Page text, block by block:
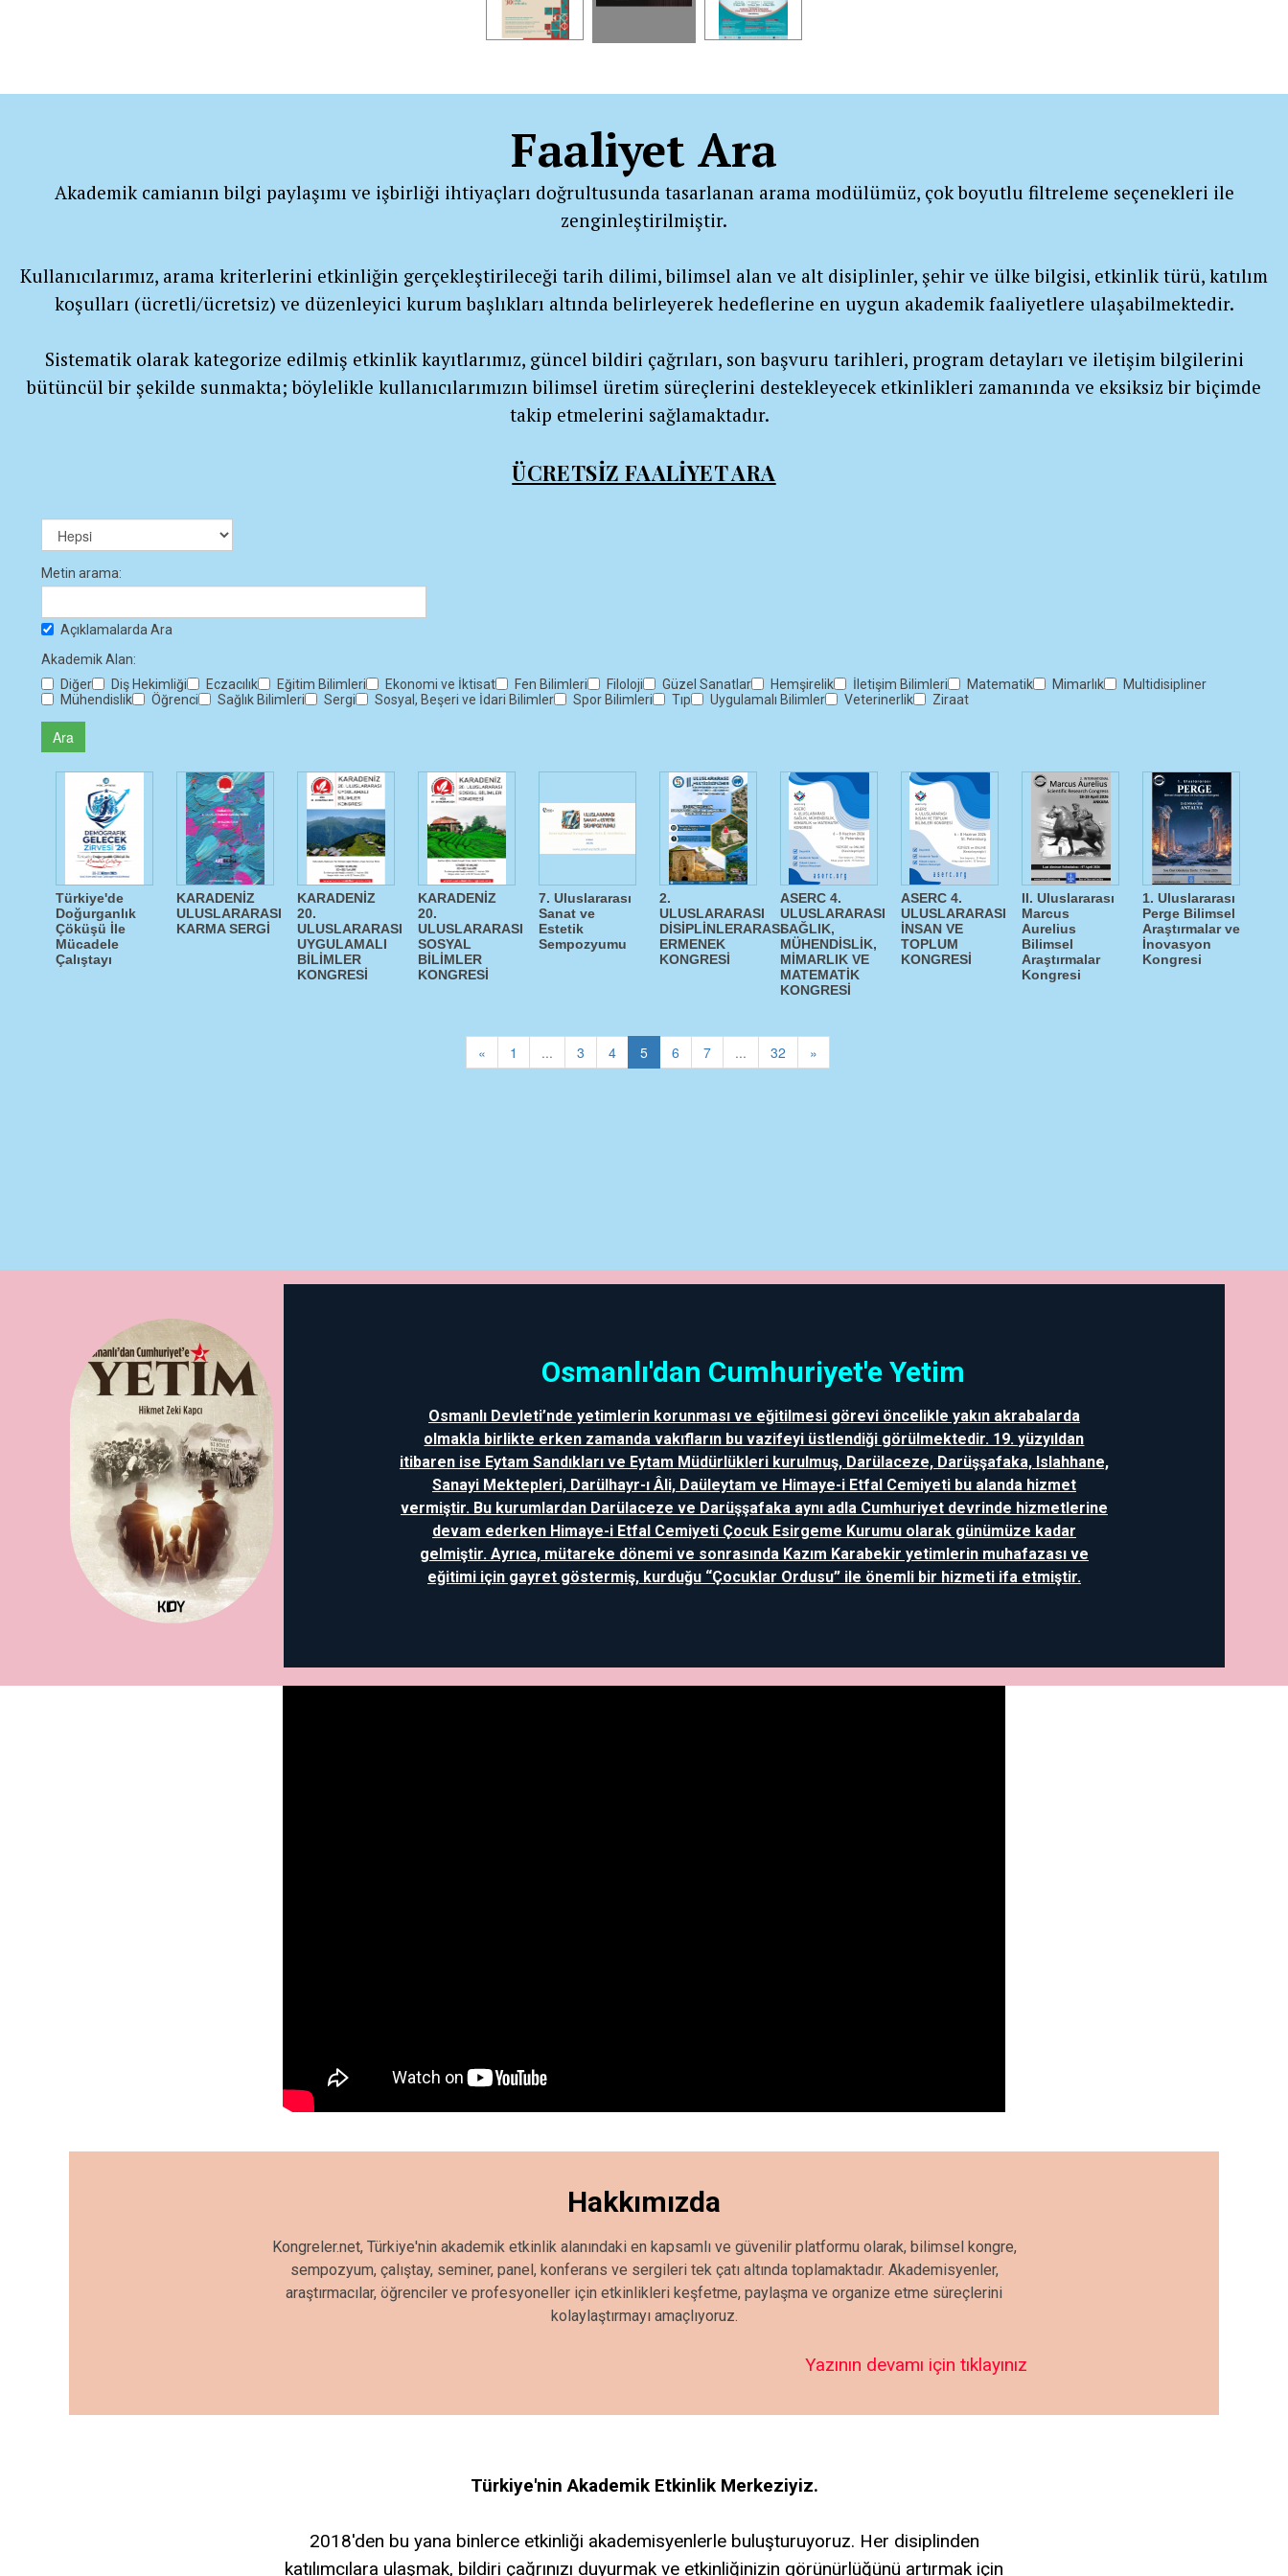
Faaliyet Ara
Akademik camianın bilgi paylaşımı ve işbirliği ihtiyaçları doğrultusunda tasarlanan arama modülümüz, çok boyutlu filtreleme seçenekleri ile
zenginleştirilmiştir.
Kullanıcılarımız, arama kriterlerini etkinliğin gerçekleştirileceği tarih dilimi, bilimsel alan ve alt disiplinler, şehir ve ülke bilgisi, etkinlik türü, katılım
koşulları (ücretli/ücretsiz) ve düzenleyici kurum başlıkları altında belirleyerek hedeflerine en uygun akademik faaliyetlere ulaşabilmektedir.
Sistematik olarak kategorize edilmiş etkinlik kayıtlarımız, güncel bildiri çağrıları, son başvuru tarihleri, program detayları ve iletişim bilgilerini
bütüncül bir şekilde sunmakta; böylelikle kullanıcılarımızın bilimsel üretim süreçlerini destekleyecek etkinlikleri zamanında ve eksiksiz bir biçimde
takip etmelerini sağlamaktadır.
ÜCRETSİZ FAALİYET ARA
Metin arama:
Açıklamalarda Ara
Akademik Alan:
Diğer
Diş Hekimliği Eczacılık Eğitim Bilimleri Ekonomi ve İktisat Fen Bilimleri Filoloji Güzel Sanatlar Hemşirelik İletişim Bilimleri Matematik Mimarlık
Multidisipliner
Mühendislik
Öğrenci Sağlık Bilimleri Sergi Sosyal, Beşeri ve İdari Bilimler Spor Bilimleri Tıp Uygulamalı Bilimler Veterinerlik Ziraat
Ara
Türkiye'de
Doğurganlık
Çöküşü İle
Mücadele
Çalıştayı
KARADENİZ
ULUSLARARASI
KARMA SERGİ
KARADENİZ
20.
ULUSLARARASI
UYGULAMALI
BİLİMLER
KONGRESİ
KARADENİZ
20.
ULUSLARARASI
SOSYAL
BİLİMLER
KONGRESİ
7. Uluslararası
Sanat ve
Estetik
Sempozyumu
2.
ULUSLARARASI
DİSİPLİNLERARASI
ERMENEK
KONGRESİ
ASERC 4.
ULUSLARARASI
SAĞLIK,
MÜHENDİSLİK,
MİMARLIK VE
MATEMATİK
KONGRESİ
ASERC 4.
ULUSLARARASI
İNSAN VE
TOPLUM
KONGRESİ
II. Uluslararası
Marcus
Aurelius
Bilimsel
Araştırmalar
Kongresi
1. Uluslararası
Perge Bilimsel
Araştırmalar ve
İnovasyon
Kongresi
« 1 ... 3 4 5 6 7 ... 32 »
Osmanlı'dan Cumhuriyet'e Yetim
Osmanlı Devleti’nde yetimlerin korunması ve eğitilmesi görevi öncelikle yakın akrabalarda
olmakla birlikte erken zamanda vakıfların bu vazifeyi üstlendiği görülmektedir. 19. yüzyıldan
itibaren ise Eytam Sandıkları ve Eytam Müdürlükleri kurulmuş, Darülaceze, Darüşşafaka, Islahhane,
Sanayi Mektepleri, Darülhayr-ı Âli, Daüleytam ve Himaye-i Etfal Cemiyeti bu alanda hizmet
vermiştir. Bu kurumlardan Darülaceze ve Darüşşafaka aynı adla Cumhuriyet devrinde hizmetlerine
devam ederken Himaye-i Etfal Cemiyeti Çocuk Esirgeme Kurumu olarak günümüze kadar
gelmiştir. Ayrıca, mütareke dönemi ve sonrasında Kazım Karabekir yetimlerin muhafazası ve
eğitimi için gayret göstermiş, kurduğu “Çocuklar Ordusu” ile önemli bir hizmeti ifa etmiştir.
Hakkımızda
Kongreler.net, Türkiye'nin akademik etkinlik alanındaki en kapsamlı ve güvenilir platformu olarak, bilimsel kongre,
sempozyum, çalıştay, seminer, panel, konferans ve sergileri tek çatı altında toplamaktadır. Akademisyenler,
araştırmacılar, öğrenciler ve profesyoneller için etkinlikleri keşfetme, paylaşma ve organize etme süreçlerini
kolaylaştırmayı amaçlıyoruz.
Yazının devamı için tıklayınız
Türkiye'nin Akademik Etkinlik Merkeziyiz.
2018'den bu yana binlerce etkinliği akademisyenlerle buluşturuyoruz. Her disiplinden
katılımcılara ulaşmak, bildiri çağrınızı duyurmak ve etkinliğinizin görünürlüğünü artırmak için